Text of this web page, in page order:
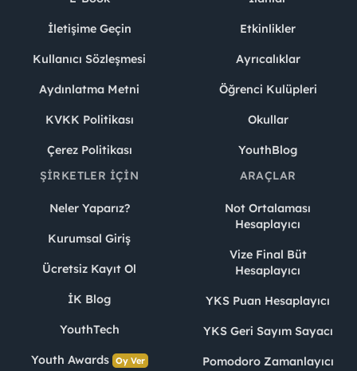
İletişime Geçin
Kullanıcı Sözleşmesi
Aydınlatma Metni
KVKK Politikası
Çerez Politikası
Etkinlikler
Ayrıcalıklar
Öğrenci Kulüpleri
Okullar
YouthBlog
ŞIRKETLER İÇIN
Neler Yaparız?
Kurumsal Giriş
Ücretsiz Kayıt Ol
İK Blog
YouthTech
Youth Awards Oy Ver
ARAÇLAR
Not Ortalaması
Hesaplayıcı
Vize Final Büt
Hesaplayıcı
YKS Puan Hesaplayıcı
YKS Geri Sayım Sayacı
Pomodoro Zamanlayıcı